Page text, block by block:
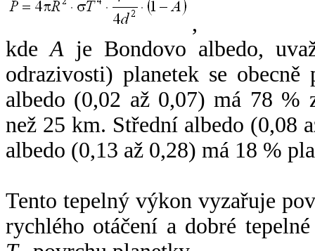
,
kdeA je Bondovo albedo,
odrazivosti) planetek se
albedo (0,02 až 0,07) má 78 %
než 25 km. Střední albedo (0,08
albedo (0,13 až 0,28) má 18 %
Tento tepelný výkon vyzařuje
rychlého otáčení a dobré